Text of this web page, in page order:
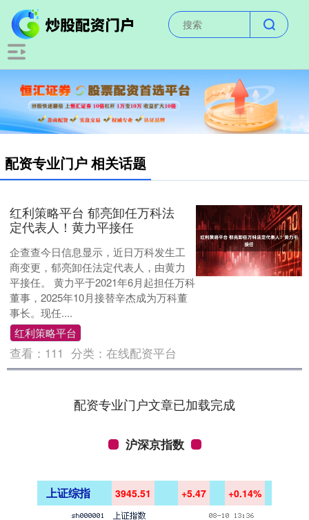
配资专业门户 相关话题
红利策略平台 郁亮卸任万科法
定代表人！黄力平接任
企查查今日信息显示，近日万科发生工
商变更，郁亮卸任法定代表人，由黄力
平接任。 黄力平于2021年6月起担任万科
董事，2025年10月接替辛杰成为万科董
事长。现任....
红利策略平台
查看： 111 分类：在线配资平台
配资专业门户文章已加载完成
沪深京指数
上证综指 3945.51 +5.47 +0.14%